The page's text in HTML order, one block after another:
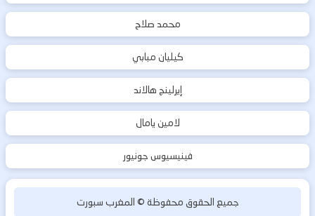
محمد صلاح
كيليان مبابي
إيرلينج هالاند
لامين يامال
فينيسيوس جونيور
جميع الحقوق محفوظة ©المغرب سبورت